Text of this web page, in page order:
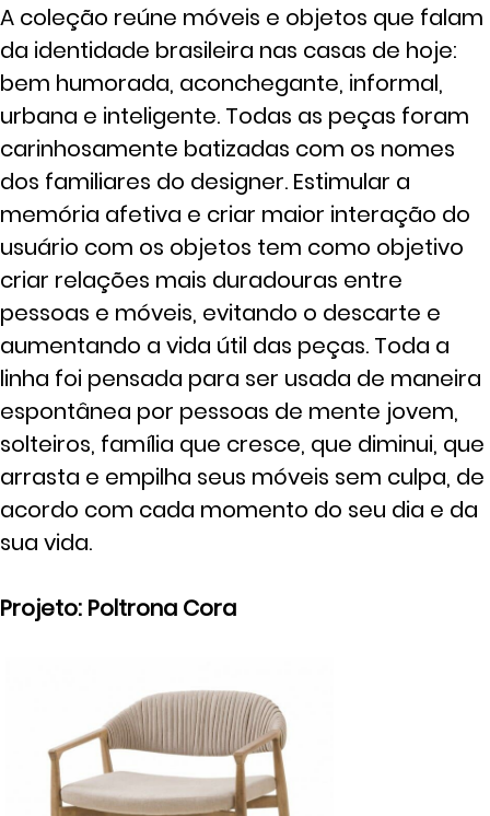
A coleção reúne móveis e objetos que falam
da identidade brasileira nas casas de hoje:
bem humorada, aconchegante, informal,
urbana e inteligente. Todas as peças foram
carinhosamente batizadas com os nomes
dos familiares do designer. Estimular a
memória afetiva e criar maior interação do
usuário com os objetos tem como objetivo
criar relações mais duradouras entre
pessoas e móveis, evitando o descarte e
aumentando a vida útil das peças. Toda a
linha foi pensada para ser usada de maneira
espontânea por pessoas de mente jovem,
solteiros, família que cresce, que diminui, que
arrasta e empilha seus móveis sem culpa, de
acordo com cada momento do seu dia e da
sua vida.
Projeto: Poltrona Cora